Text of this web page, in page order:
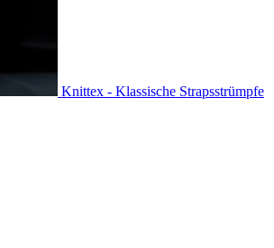
Knittex - Klassische Strapsstrümpfe